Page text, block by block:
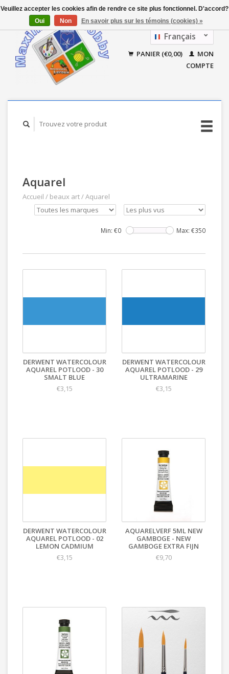
Français
Nederlands
PANIER (€0,00)
MON
COMPTE
Aquarel
Accueil / beaux art/Aquarel
Min: €0 Max: €350
DERWENT WATERCOLOUR
AQUAREL POTLOOD - 30
SMALT BLUE
€3,15
DERWENT WATERCOLOUR
AQUAREL POTLOOD - 29
ULTRAMARINE
€3,15
DERWENT WATERCOLOUR
AQUAREL POTLOOD - 02
LEMON CADMIUM
€3,15
AQUARELVERF 5ML NEW
GAMBOGE - NEW
GAMBOGE EXTRA FIJN
€9,70
Veuillez accepter les cookies afin de rendre ce site plus fonctionnel. D'accord?
Oui
Non En savoir plus sur les témoins (cookies) »